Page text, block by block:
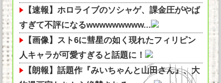
【速報】ホロライブのソシャゲ、課金圧がやば
すぎて不評になるwwwwwwwww...
【画像】スト6に彗星の如く現れたフィリピン
人キャラが可愛すぎると話題に！
【朗報】話題作『みいちゃんと山田さん』、大